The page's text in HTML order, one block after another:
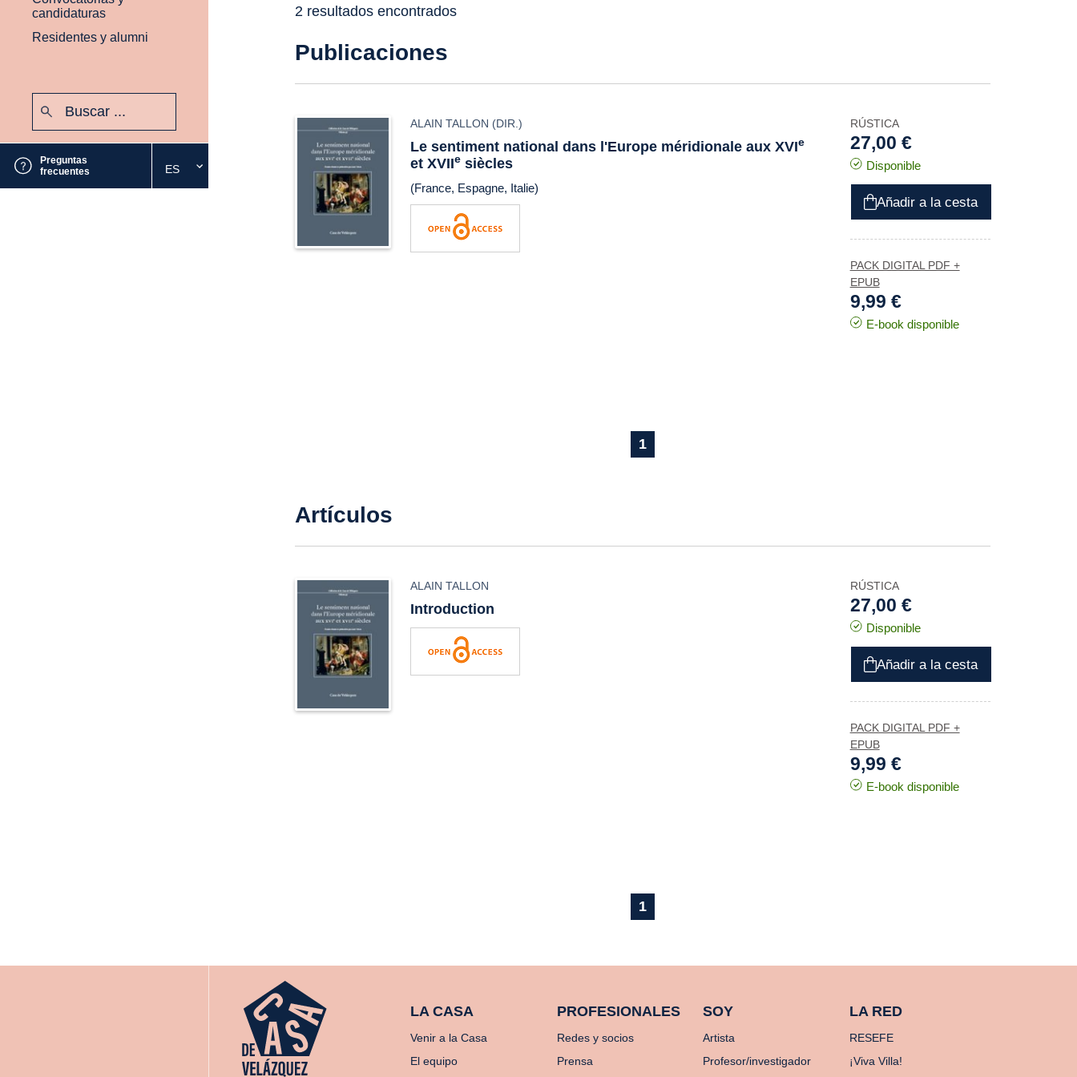
candidaturas
Residentes y alumni
Preguntas
frecuentes
Seleccione
el
ES
2 resultados encontrados
Publicaciones
ALAIN TALLON (DIR.)
Le sentiment national dans l'Europe méridionale aux XVIe
et XVIIe siècles
(France, Espagne, Italie)
RÚSTICA
27,00 €
Disponible
Añadir a la cesta
PACK DIGITAL PDF +
EPUB
9,99 €
E-book disponible
1
Artículos
ALAIN TALLON
Introduction
RÚSTICA
27,00 €
Disponible
Añadir a la cesta
PACK DIGITAL PDF +
EPUB
9,99 €
E-book disponible
1
LA CASA
Venir a la Casa
El equipo
PROFESIONALES
Redes y socios
Prensa
SOY
Artista
Profesor/investigador
LA RED
RESEFE
¡Viva Villa!